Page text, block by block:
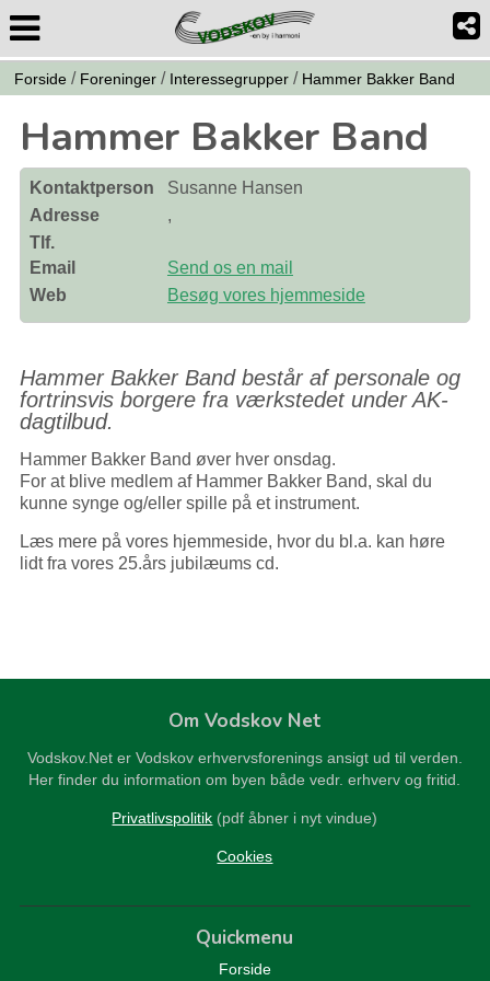
Forside / Foreninger / Interessegrupper / Hammer Bakker Band
Hammer Bakker Band
Kontaktperson
Susanne Hansen
Adresse
,
Tlf.
Email
Send os en mail
Web
Besøg vores hjemmeside
Hammer Bakker Band består af personale og
fortrinsvis borgere fra værkstedet under AK-
dagtilbud.
Hammer Bakker Band øver hver onsdag.
For at blive medlem af Hammer Bakker Band, skal du
kunne synge og/eller spille på et instrument.
Læs mere på vores hjemmeside, hvor du bl.a. kan høre
lidt fra vores 25.års jubilæums cd.
Om Vodskov Net
Vodskov.Net er Vodskov erhvervsforenings ansigt ud til verden.
Her finder du information om byen både vedr. erhverv og fritid.
Privatlivspolitik (pdf åbner i nyt vindue)
Cookies
Quickmenu
Forside